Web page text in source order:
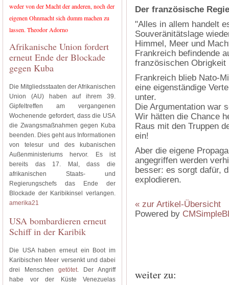
weder von der Macht der anderen, noch der
eigenen Ohnmacht sich dumm machen zu
lassen. Theodor Adorno
Afrikanische Union fordert
erneut Ende der Blockade
gegen Kuba
Die Mitgliedsstaaten der Afrikanischen
Union (AU) haben auf ihrem 39.
Gipfeltreffen am vergangenen
Wochenende gefordert, dass die USA
die Zwangsmaßnahmen gegen Kuba
beenden. Dies geht aus Informationen
von telesur und des kubanischen
Außenministeriums hervor. Es ist
bereits das 17. Mal, dass die
afrikanischen Staats- und
Regierungschefs das Ende der
Blockade der Karibikinsel verlangen.
amerika21
USA bombardieren erneut
Schiff in der Karibik
Die USA haben erneut ein Boot im
Karibischen Meer versenkt und dabei
drei Menschen getötet. Der Angriff
habe vor der Küste Venezuelas
Der französische
"Alles in allem handelt
Souveränitätslage
Himmel, Meer und
Frankreich befindende
französischen Obrigkeit
Frankreich blieb Nato-
eine eigenständige
unter.
Die Argumentation war
Wir hätten die Chance
Raus mit den Truppen
ein!
Aber die eigene
angegriffen werden
besser: es sorgt dafür,
explodieren.
« zur Artikel-Übersicht
Powered by
weiter zu: